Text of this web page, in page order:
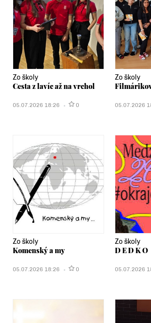
Zo školy
Cesta z lavíc až na vrchol
05.07.2026 18:26 0
Zo školy
05.07.2026
Zo školy
Komenský a my
05.07.2026 18:26 0
Zo školy
D E D K O
05.07.2026